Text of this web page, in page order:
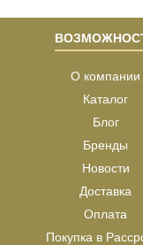
О компании
Каталог
Блог
Бренды
Новости
Доставка
Оплата
Покупка в